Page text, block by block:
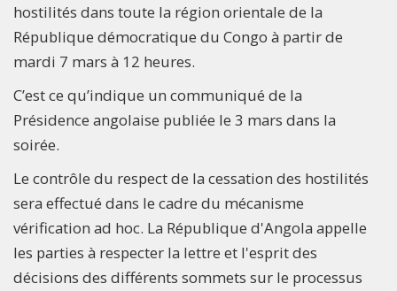
hostilités dans toute la région orientale de la
République démocratique du Congo à partir de
mardi 7 mars à 12 heures.
C’est ce qu’indique un communiqué de la
Présidence angolaise publiée le 3 mars dans la
soirée.
Le contrôle du respect de la cessation des hostilités
sera effectué dans le cadre du mécanisme
vérification ad hoc. La République d'Angola appelle
les parties à respecter la lettre et l'esprit des
décisions des différents sommets sur le processus